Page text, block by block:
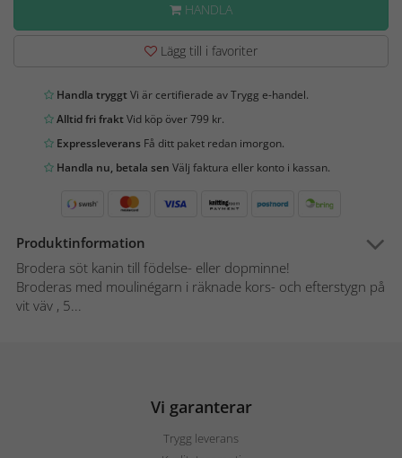
HANDLA
Lägg till i favoriter
Handla tryggtVi är certifierade av Trygg e-handel.
Alltid fri fraktVid köp över 799 kr.
Expressleverans Få ditt paket redan imorgon.
Handla nu, betala sen Välj faktura eller konto i kassan.
Produktinformation
Brodera söt kanin till födelse- eller dopminne!
Broderas med moulinégarn i räknade kors- och efterstygn på
vit väv , 5...
Vi garanterar
Trygg leverans